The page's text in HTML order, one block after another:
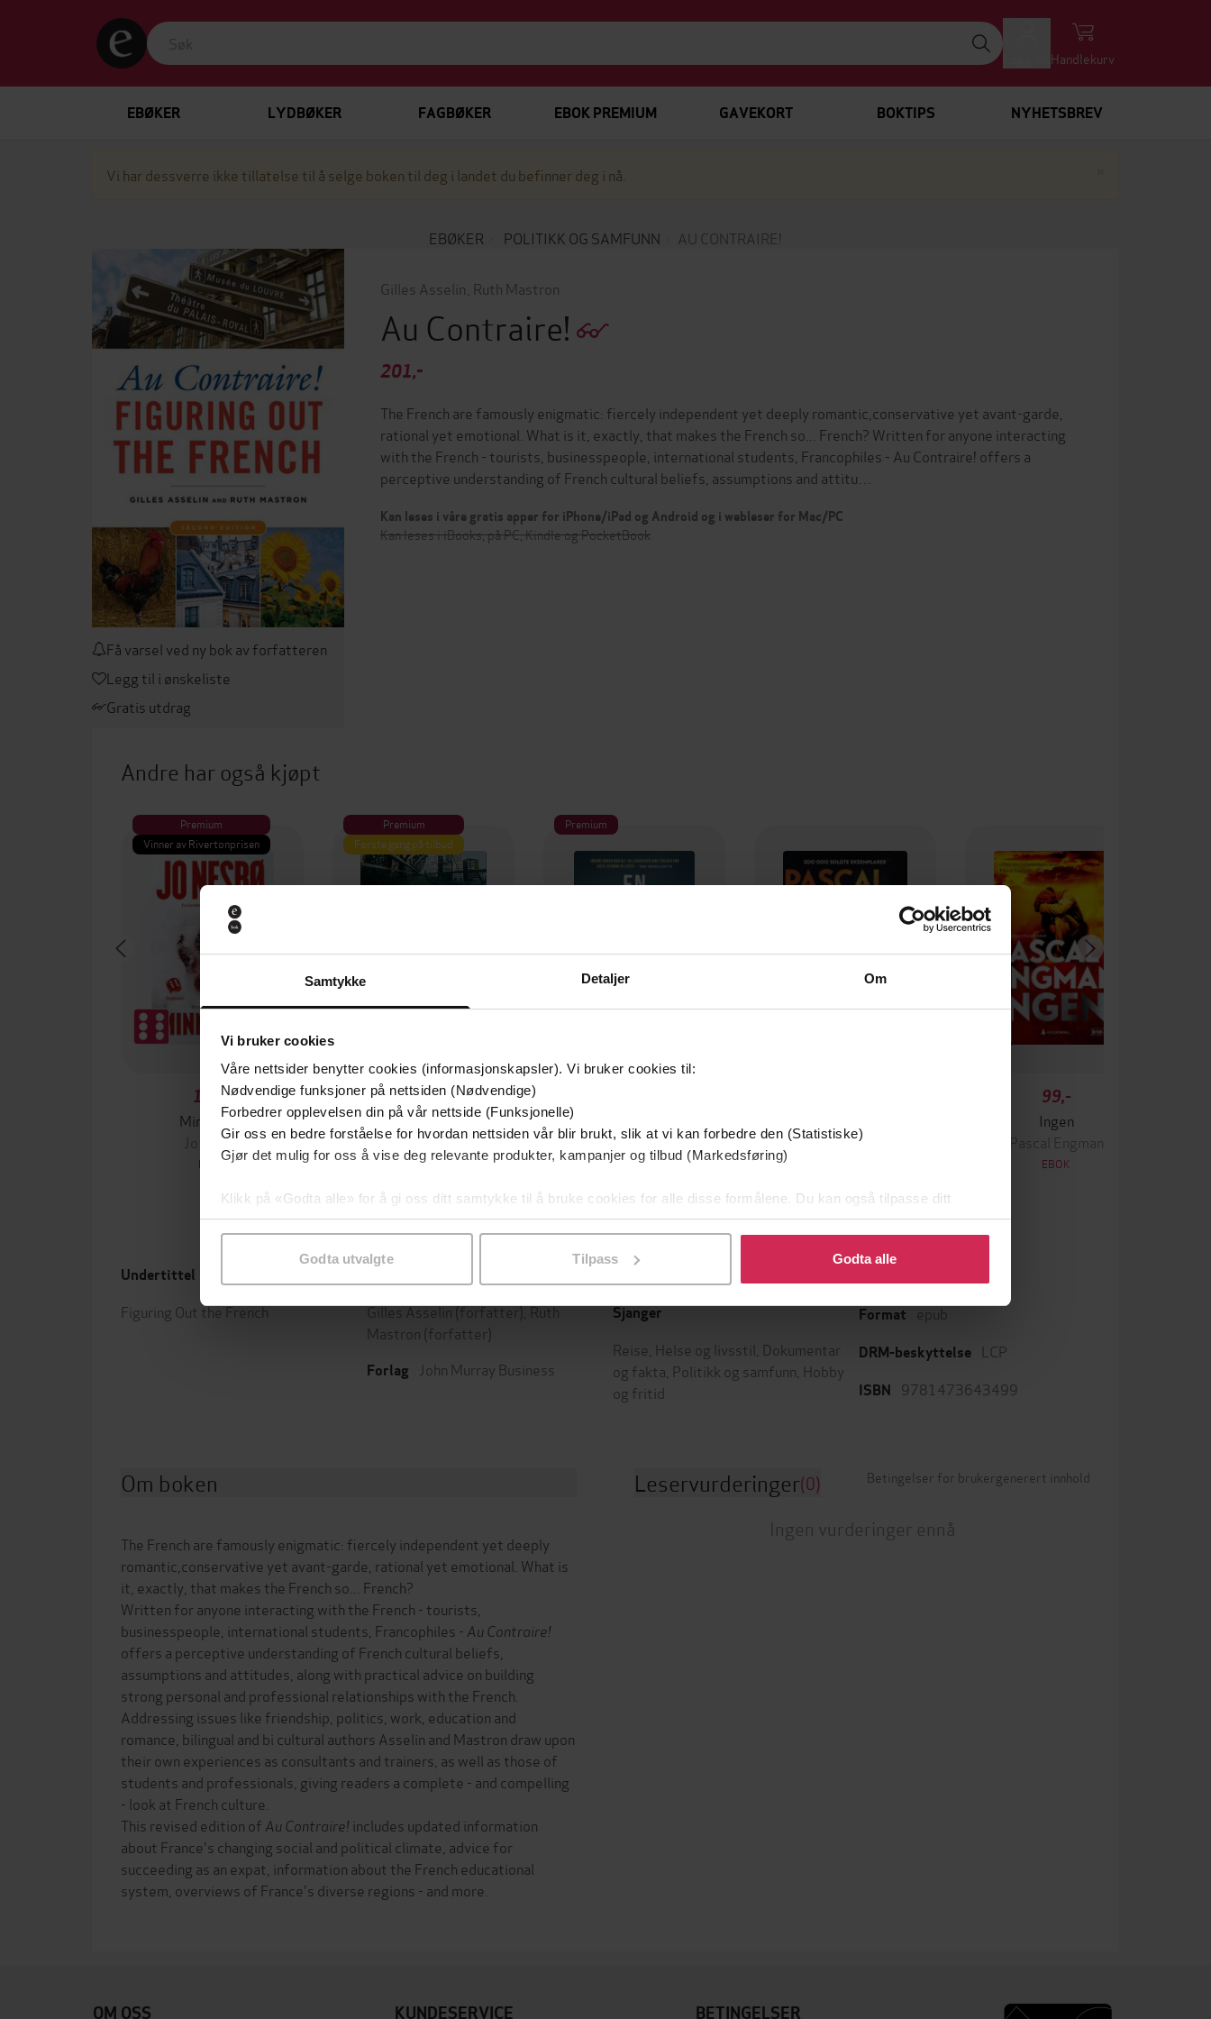
Samtykke Detaljer Om
Vi bruker cookies
Våre nettsider benytter cookies (informasjonskapsler). Vi bruker cookies til:
Nødvendige funksjoner på nettsiden (Nødvendige)
Forbedrer opplevelsen din på vår nettside (Funksjonelle)
Gir oss en bedre forståelse for hvordan nettsiden vår blir brukt, slik at vi kan forbedre den (Statistiske)
Gjør det mulig for oss å vise deg relevante produkter, kampanjer og tilbud (Markedsføring)
Klikk på «Godta alle» for å gi oss ditt samtykke til å bruke cookies for alle disse formålene. Du kan også tilpasse ditt
samtykke til spesifikke formål ved å klikke på «Tilpass». Du kan når som helst trekke tilbake eller endre ditt samtykke.
Godta utvalgte Tilpass Godta alle
Handlekurv
EBØKER LYDBØKER FAGBØKER EBOK PREMIUM GAVEKORT BOKTIPS NYHETSBREV
Vi har dessverre ikke tillatelse til å selge boken til deg i landet du befinner deg i nå.
EBØKER POLITIKK OG SAMFUNN AU CONTRAIRE!
Få varsel ved ny bok av forfatteren
Legg til i ønskeliste
Gratis utdrag
Gilles Asselin Ruth Mastron
Au Contraire!
201,-
The French are famously enigmatic: fiercely independent yet deeply romantic,conservative yet avant-garde,
rational yet emotional. What is it, exactly, that makes the French so... French? Written for anyone interacting
with the French - tourists, businesspeople, international students, Francophiles - Au Contraire! offers a
perceptive understanding of French cultural beliefs, assumptions and attitu…
Kan leses i våre gratis apper for iPhone/iPad og Android og i webleser for Mac/PC
Kan leses i iBooks, på PC, Kindle og PocketBook
Andre har også kjøpt
Premium
Vinner av Rivertonprisen
129,-
Minnesota
Jo Nesbø
EBOK
Premium
Første gang på tilbud
129,-
Utskudd
Jørn Lier Horst
EBOK
Premium
Stian Hjelvin Andersen
EBOK
Pascal Engman
99,-
Ingen
Pascal Engman
EBOK
Undertittel
Figuring Out the French Gilles Asselin(forfatter),Ruth
Mastron (forfatter)
Forlag John Murray Business
Sjanger
Reise Helse og livsstil
Dokumentar
og fakta Politikk og samfunn Hobby
og fritid
Format epub
DRM-beskyttelse LCP
ISBN 9781473643499
Om boken
The French are famously enigmatic: fiercely independent yet deeply
romantic,conservative yet avant-garde, rational yet emotional. What is
it, exactly, that makes the French so... French?
Written for anyone interacting with the French - tourists,
businesspeople, international students, Francophiles - Au Contraire!
offers a perceptive understanding of French cultural beliefs,
assumptions and attitudes, along with practical advice on building
strong personal and professional relationships with the French.
Addressing issues like friendship, politics, work, education and
romance, bilingual and bi cultural authors Asselin and Mastron draw upon
their own experiences as consultants and trainers, as well as those of
students and professionals, giving readers a complete - and compelling
- look at French culture.
This revised edition of Au Contraire! includes updated information
about France's changing social and political climate, advice for
succeeding as an expat, information about the French educational
system, overviews of France's diverse regions - and more.
Leservurderinger(0) Betingelser for brukergenerert innhold
Ingen vurderinger ennå
OM OSS KUNDESERVICE BETINGELSER